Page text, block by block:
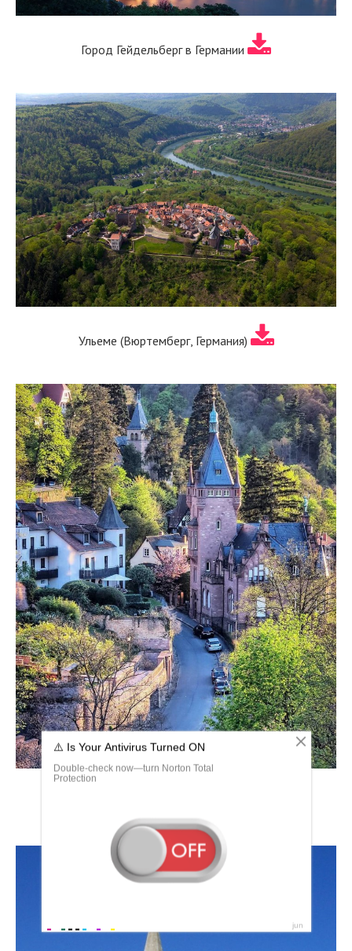
Город Гейдельберг в Германии
Ульеме (Вюртемберг, Германия)